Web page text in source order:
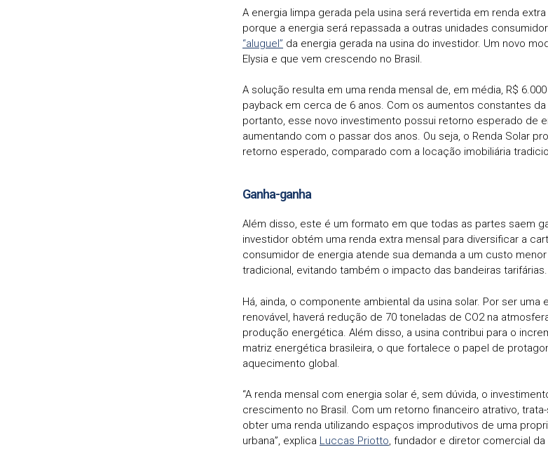
A energia limpa gerada pela usina será revertida em renda
porque a energia será repassada a outras unidades
“aluguel” da energia gerada na usina do investidor. Um novo
Elysia e que vem crescendo no Brasil.
A solução resulta em uma renda mensal de, em média, R$ 6.000
payback em cerca de 6 anos. Com os aumentos constantes da
portanto, esse novo investimento possui retorno esperado de
aumentando com o passar dos anos. Ou seja, o Renda Solar
retorno esperado, comparado com a locação imobiliária
Ganha-ganha
Além disso, este é um formato em que todas as partes saem
investidor obtém uma renda extra mensal para diversificar a
consumidor de energia atende sua demanda a um custo
tradicional, evitando também o impacto das bandeiras tarifárias.
Há, ainda, o componente ambiental da usina solar. Por ser uma
renovável, haverá redução de 70 toneladas de CO2 na
produção energética. Além disso, a usina contribui para o
matriz energética brasileira, o que fortalece o papel de
aquecimento global.
“A renda mensal com energia solar é, sem dúvida, o
crescimento no Brasil. Com um retorno financeiro atrativo,
obter uma renda utilizando espaços improdutivos de uma
urbana”, explica Luccas Priotto, fundador e diretor comercial da